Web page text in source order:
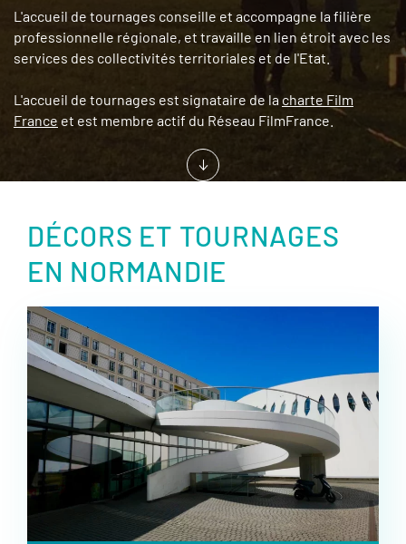
L'accueil de tournages conseille et accompagne la filière
professionnelle régionale, et travaille en lien étroit avec les
services des collectivités territoriales et de l'Etat.
L'accueil de tournages est signataire de la charte Film
France et est membre actif du Réseau FilmFrance.
DÉCORS ET TOURNAGES
EN NORMANDIE